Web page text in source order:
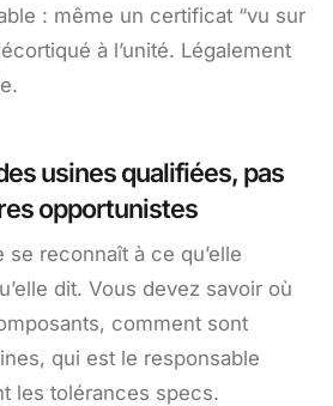
: même un certificat “vu sur
à l’unité. Légalement
usines qualifiées, pas
opportunistes
reconnaît à ce qu’elle
dit. Vous devez savoir où
comment sont
qui est le responsable
les tolérances specs.